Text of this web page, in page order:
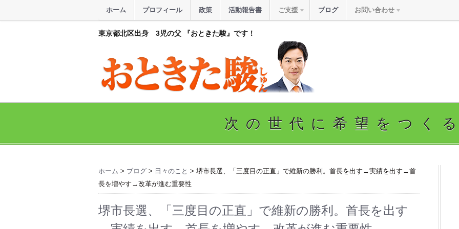
東京都北区出身 3児の父 『おときた駿』です！
ホーム プロフィール 政策 活動報告書 ご支援 ブログ お問い合わせ
次の世代に希望をつく
ホーム > ブログ > 日々のこと > 堺市長選、「三度目の正直」で維新の勝利。首長を出す→実績を出す→首
長を増やす→改革が進む重要性
堺市長選、「三度目の正直」で維新の勝利。首長を出す